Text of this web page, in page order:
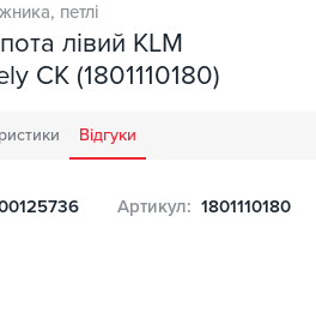
петлі
лівий KLM
CK (1801110180)
Відгуки
Артикул: 1801110180